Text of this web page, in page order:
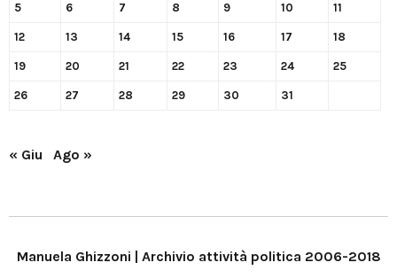
5 6 7 8 9 10 11
12 13 14 15 16 17 18
19 20 21 22 23 24 25
26 27 28 29 30 31
« Giu Ago »
Manuela Ghizzoni | Archivio attività politica 2006-2018